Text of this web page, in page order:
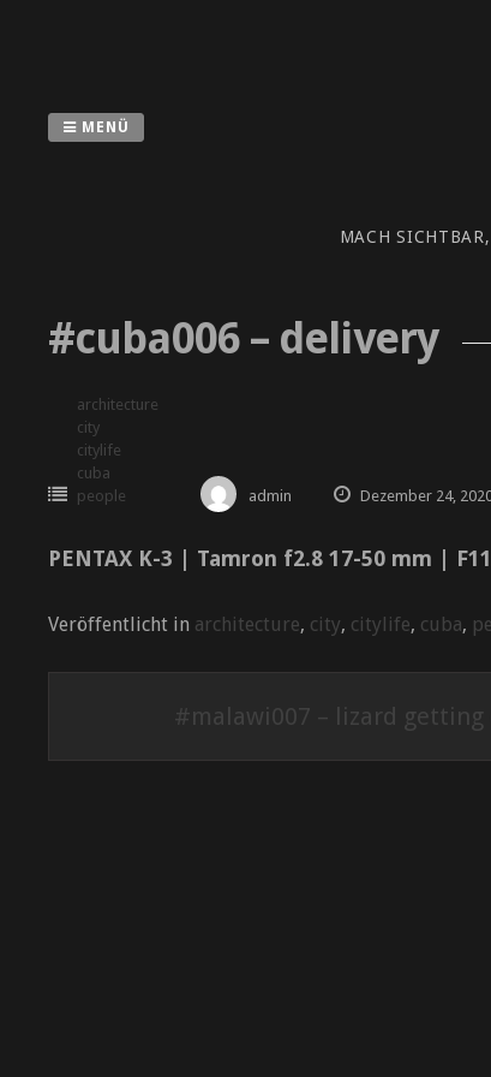
MACH
MENÜ
#cuba006 – delivery
architecture
city
citylife
cuba
people
admin Dezember 24,
PENTAX K-3 | Tamron f2.8 17-50 mm |
Veröffentlicht in architecture, city, citylife, cuba,
Beitrags-
Navigation
#malawi007 – lizard